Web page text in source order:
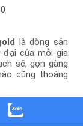
là dòng sản
đại của mỗi gia
sẽ, gọn gàng
cũng thoáng